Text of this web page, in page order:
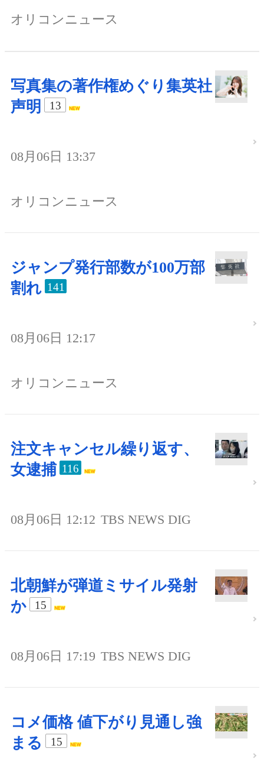
オリコンニュース
写真集の著作権めぐり集英社
声明
13
08月06日 13:37
オリコンニュース
ジャンプ発行部数が100万部
割れ 141
08月06日 12:17
オリコンニュース
注文キャンセル繰り返す、
女逮捕 116
08月06日 12:12 TBS NEWS DIG
北朝鮮が弾道ミサイル発射
か
15
08月06日 17:19 TBS NEWS DIG
コメ価格 値下がり見通し強
まる
15